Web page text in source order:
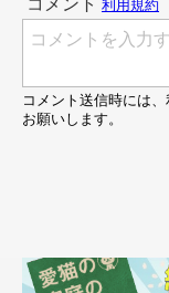
……酷い顔だな。
なんでだろう？
セツ氏をカメラに
くしたスペシャリ
ね」